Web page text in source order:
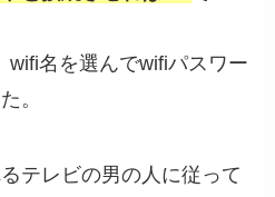
wifi名を選んでwifiパスワー
。
テレビの男の人に従って